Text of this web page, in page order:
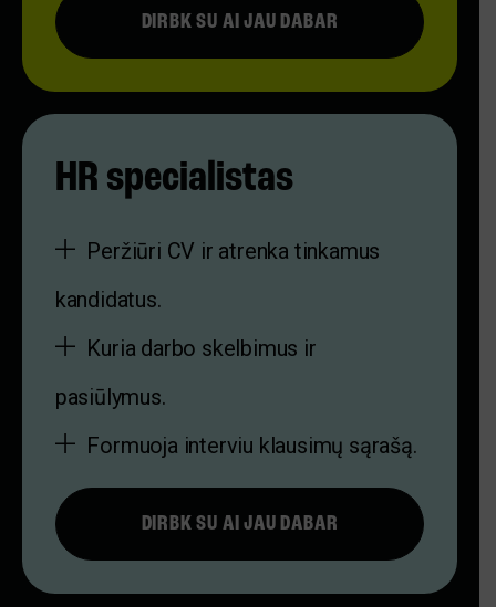
DIRBK SU AI JAU DABAR
HR specialistas
Peržiūri CV ir atrenka tinkamus
kandidatus.
Kuria darbo skelbimus ir
pasiūlymus.
Formuoja interviu klausimų sąrašą.
DIRBK SU AI JAU DABAR